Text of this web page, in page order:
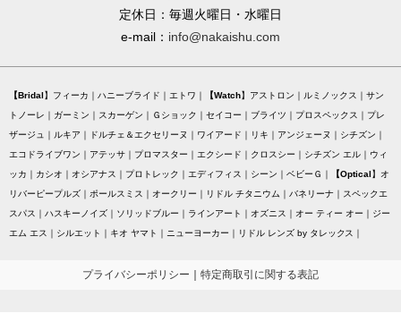
定休日：毎週火曜日・水曜日
e-mail： info@nakaishu.com
Bridal フィーカ ハニーブライド エトワ Watch アストロン ルミノックス
サン
トノーレ
ガーミン スカーゲン Ｇショック セイコー ブライツ プロスペックス
プレ
ザージュ
ルキア ドルチェ＆エクセリーヌ ワイアード リキ アンジェーヌ
シチズン
エコドライブワン
アテッサ プロマスター エクシード クロスシー シチズン エル
ウィ
ッカ
カシオ オシアナス プロトレック エディフィス シーン ベビーＧ Optical
オ
リバーピープルズ
ポールスミス オークリー リドル チタニウム バネリーナ
スペックエ
スパス
ハスキーノイズ ソリッドブルー ラインアート オズニス オー ティー オー
ジー
エム エス
シルエット キオ ヤマト ニューヨーカー リドル レンズ by タレックス
プライバシーポリシー 特定商取引に関する表記